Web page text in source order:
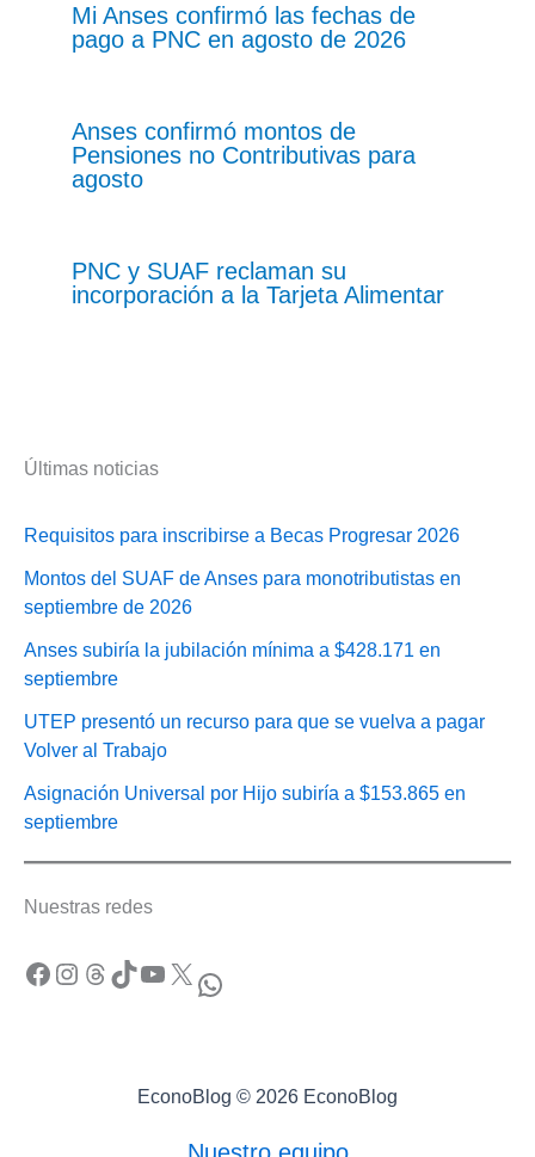
Mi Anses confirmó las fechas de
pago a PNC en agosto de 2026
Anses confirmó montos de
Pensiones no Contributivas para
agosto
PNC y SUAF reclaman su
incorporación a la Tarjeta Alimentar
Últimas noticias
Requisitos para inscribirse a Becas Progresar 2026
Montos del SUAF de Anses para monotributistas en
septiembre de 2026
Anses subiría la jubilación mínima a $428.171 en
septiembre
UTEP presentó un recurso para que se vuelva a pagar
Volver al Trabajo
Asignación Universal por Hijo subiría a $153.865 en
septiembre
Nuestras redes
Facebook Instagram Threads TikTok YouTube X WhatsApp
EconoBlog © 2026 EconoBlog